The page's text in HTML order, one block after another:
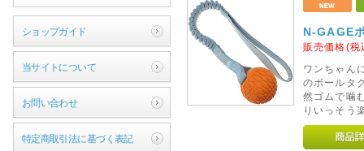
ショップガイド
当サイトについて
お問い合わせ
特定商取引法に基づく表記
N-GAGE
販売価格(
ワンちゃん
のボールタ
然ゴムで噛
りいっそう